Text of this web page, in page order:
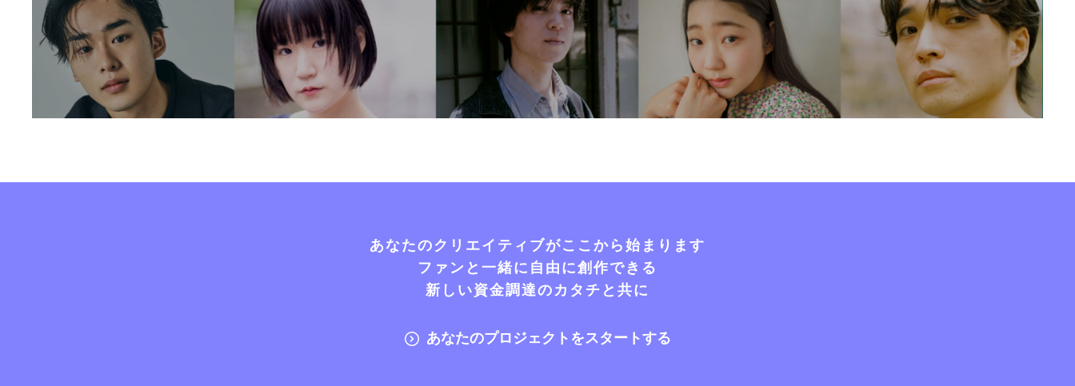
あなたのクリエイティブがここから始まります
ファンと一緒に自由に創作できる
新しい資金調達のカタチと共に
あなたのプロジェクトをスタートする